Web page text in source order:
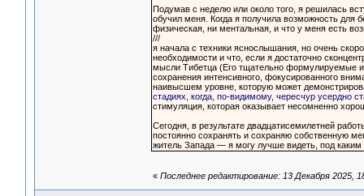
Подумав с неделю или около того, я решилась
обучил меня. Когда я получила возможность для
физическая, ни ментальная, и что у меня есть
///
я начала с техники яснослышания, но очень
необходимости и что, если я достаточно
мысли Тибетца (Его тщательно формулируемые
сохранения интенсивного, фокусированного
наивысшем уровне, которую может
стадиях, когда, по-видимому, чересчур усердно
стимуляция, которая оказывает несомненно
Сегодня, в результате двадцатисемилетней
постоянно сохранять и сохраняю собственную
житель Запада — я могу лучше видеть, под каким
« Последнее редактирование: 13 Декабря 2025,